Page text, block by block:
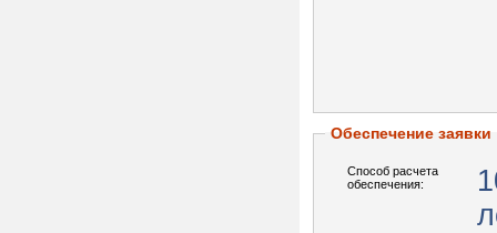
Обеспечение заявки
Способ расчета
обеспечения: